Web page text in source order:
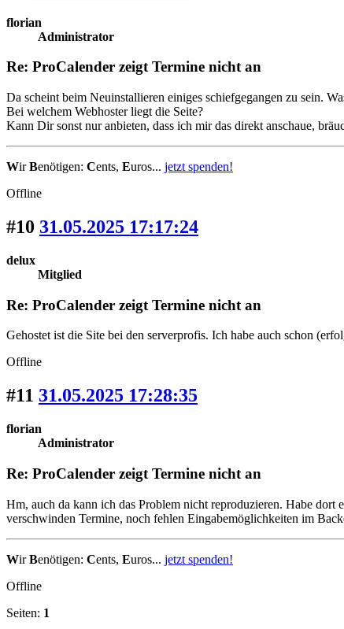
florian
Administrator
Re: ProCalender zeigt Termine nicht an
Da scheint beim Neuinstallieren einiges schiefgegangen zu sein.
Bei welchem Webhoster liegt die Seite?
Kann Dir sonst nur anbieten, dass ich mir das direkt anschaue,
WirBenötigen: Cents, Euros... jetzt spenden!
Offline
#10 31.05.2025 17:17:24
delux
Mitglied
Re: ProCalender zeigt Termine nicht an
Gehostet ist die Site bei den serverprofis. Ich habe auch schon
Offline
#11 31.05.2025 17:28:35
florian
Administrator
Re: ProCalender zeigt Termine nicht an
Hm, auch da kann ich das Problem nicht reproduzieren. Habe dort
verschwinden Termine, noch fehlen Eingabemöglichkeiten im
WirBenötigen: Cents, Euros... jetzt spenden!
Offline
Seiten: 1